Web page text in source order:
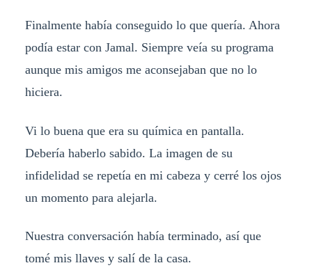
Finalmente había conseguido lo que quería. Ahora
podía estar con Jamal. Siempre veía su programa
aunque mis amigos me aconsejaban que no lo
hiciera.
Vi lo buena que era su química en pantalla.
Debería haberlo sabido. La imagen de su
infidelidad se repetía en mi cabeza y cerré los ojos
un momento para alejarla.
Nuestra conversación había terminado, así que
tomé mis llaves y salí de la casa.